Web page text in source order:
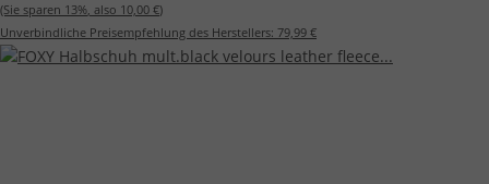
(Sie sparen 13%, also 10,00 €)
Unverbindliche Preisempfehlung des Herstellers: 79,99 €